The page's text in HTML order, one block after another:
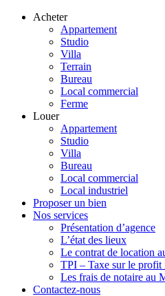
Acheter
Appartement
Studio
Villa
Terrain
Bureau
Local commercial
Ferme
Louer
Appartement
Studio
Villa
Bureau
Local commercial
Local industriel
Proposer un bien
Nos services
Présentation d’agence
L’état des lieux
Le contrat de location
TPI – Taxe sur le
Les frais de notaire au
Contactez-nous